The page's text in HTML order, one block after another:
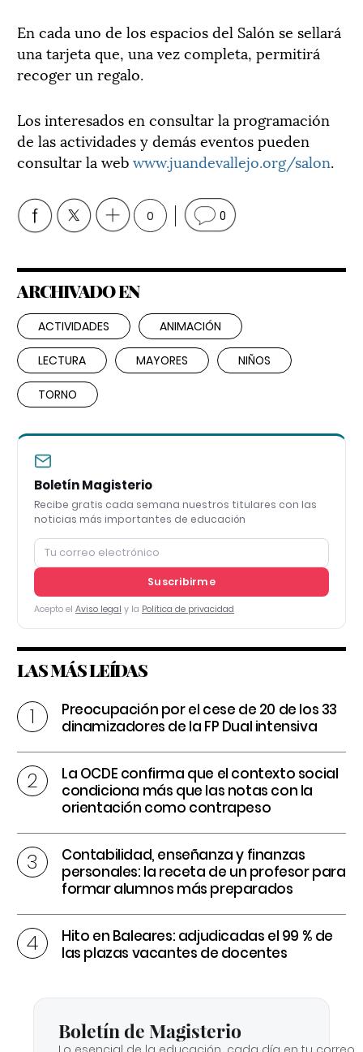
En cada uno de los espacios del Salón se sellará
una tarjeta que, una vez completa, permitirá
recoger un regalo.
Los interesados en consultar la programación
de las actividades y demás eventos pueden
consultar la webwww.juandevallejo.org/salon.
0 0
ARCHIVADO EN
ACTIVIDADES ANIMACIÓN
LECTURA MAYORES NIÑOS
TORNO
Boletín Magisterio
Recibe gratis cada semana nuestros titulares con las
noticias más importantes de educación
Suscribirme
Acepto el Aviso legal y la Política de privacidad
LAS MÁS LEÍDAS
Preocupación por el cese de 20 de los 33
dinamizadores de la FP Dual intensiva
La OCDE confirma que el contexto social
condiciona más que las notas con la
orientación como contrapeso
Contabilidad, enseñanza y finanzas
personales: la receta de un profesor para
formar alumnos más preparados
Hito en Baleares: adjudicadas el 99 % de
las plazas vacantes de docentes
Boletín de Magisterio